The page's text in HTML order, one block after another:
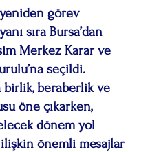
yeniden görev
sıra Bursa’dan
Merkez Karar ve
seçildi.
birlik, beraberlik ve
öne çıkarken,
dönem yol
ilişkin önemli mesajlar